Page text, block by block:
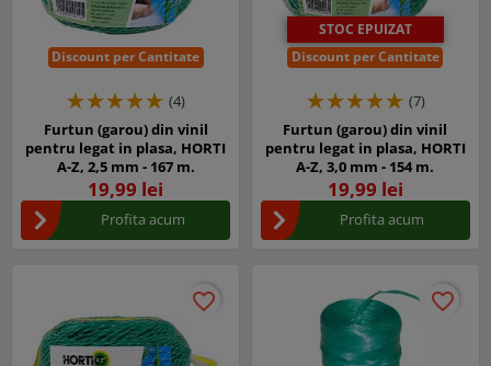
Discount per Cantitate
(4)
Furtun (garou) din vinil
pentru legat in plasa, HORTI
A-Z, 2,5 mm - 167 m.
19,99 lei
Profita acum
STOC EPUIZAT
Discount per Cantitate
(7)
Furtun (garou) din vinil
pentru legat in plasa, HORTI
A-Z, 3,0 mm - 154 m.
19,99 lei
Profita acum
favorite_border
favorite_border favorite_border
favorite_border